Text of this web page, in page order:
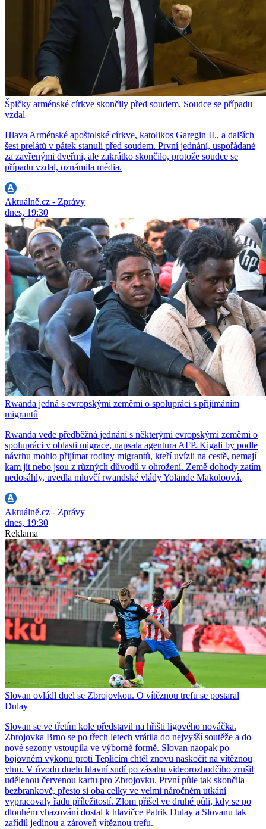
Špičky arménské církve skončily před soudem. Soudce se případu
vzdal
Hlava Arménské apoštolské církve, katolikos Garegin II., a dalších
šest prelátů v pátek stanuli před soudem. První jednání, uspořádané
za zavřenými dveřmi, ale zakrátko skončilo, protože soudce se
případu vzdal, oznámila média.
Aktuálně.cz - Zprávy
dnes, 19:30
Rwanda jedná s evropskými zeměmi o spolupráci s přijímáním
migrantů
Rwanda vede předběžná jednání s některými evropskými zeměmi o
spolupráci v oblasti migrace, napsala agentura AFP. Kigali by podle
návrhu mohlo přijímat rodiny migrantů, kteří uvízli na cestě, nemají
kam jít nebo jsou z různých důvodů v ohrožení. Země dohody zatím
nedosáhly, uvedla mluvčí rwandské vlády Yolande Makoloová.
Aktuálně.cz - Zprávy
dnes, 19:30
Reklama
Slovan ovládl duel se Zbrojovkou. O vítěznou trefu se postaral
Dulay
Slovan se ve třetím kole představil na hřišti ligového nováčka.
Zbrojovka Brno se po třech letech vrátila do nejvyšší soutěže a do
nové sezony vstoupila ve výborné formě. Slovan naopak po
bojovném výkonu proti Teplicím chtěl znovu naskočit na vítěznou
vlnu. V úvodu duelu hlavní sudí po zásahu videorozhodčího zrušil
udělenou červenou kartu pro Zbrojovku. První půle tak skončila
bezbrankově, přesto si oba celky ve velmi náročném utkání
vypracovaly řadu příležitostí. Zlom přišel ve druhé půli, kdy se po
dlouhém vhazování dostal k hlavičce Patrik Dulay a Slovanu tak
zařídil jedinou a zároveň vítěznou trefu.